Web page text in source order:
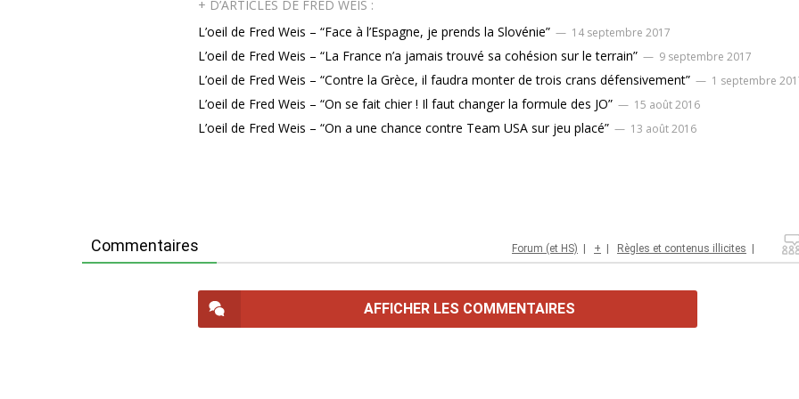
+ D’ARTICLES DE FRED WEIS :
L’oeil de Fred Weis – “Face à l’Espagne, je prends la Slovénie” — 14 septembre 2017
L’oeil de Fred Weis – “La France n’a jamais trouvé sa cohésion sur le terrain” — 9 septembre 2017
L’oeil de Fred Weis – “Contre la Grèce, il faudra monter de trois crans défensivement” — 1 septembre
L’oeil de Fred Weis – “On se fait chier ! Il faut changer la formule des JO” — 15 août 2016
L’oeil de Fred Weis – “On a une chance contre Team USA sur jeu placé” — 13 août 2016
Commentaires Forum (et HS) | + | Règles et contenus illicites |
AFFICHER LES COMMENTAIRES